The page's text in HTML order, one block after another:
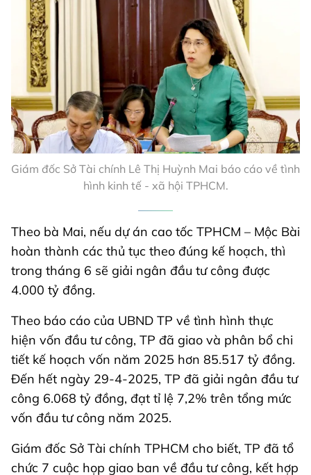
Giám đốc Sở Tài chính Lê Thị Huỳnh Mai báo cáo về tình
hình kinh tế - xã hội TPHCM.
Theo bà Mai, nếu dự án cao tốc TPHCM – Mộc Bài
hoàn thành các thủ tục theo đúng kế hoạch, thì
trong tháng 6 sẽ giải ngân đầu tư công được
4.000 tỷ đồng.
Theo báo cáo của UBND TP về tình hình thực
hiện vốn đầu tư công, TP đã giao và phân bổ chi
tiết kế hoạch vốn năm 2025 hơn 85.517 tỷ đồng.
Đến hết ngày 29-4-2025, TP đã giải ngân đầu tư
công 6.068 tỷ đồng, đạt tỉ lệ 7,2% trên tổng mức
vốn đầu tư công năm 2025.
Giám đốc Sở Tài chính TPHCM cho biết, TP đã tổ
chức 7 cuộc họp giao ban về đầu tư công, kết hợp